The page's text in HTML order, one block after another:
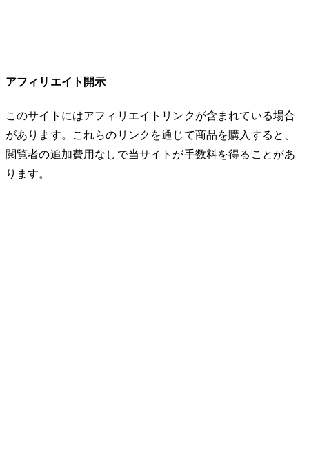
アフィリエイト開示
このサイトにはアフィリエイトリンクが含まれている場合
があります。これらのリンクを通じて商品を購入すると、
閲覧者の追加費用なしで当サイトが手数料を得ることがあ
ります。